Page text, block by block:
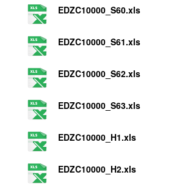
EDZC10000_S60.xls
EDZC10000_S61.xls
EDZC10000_S62.xls
EDZC10000_S63.xls
EDZC10000_H1.xls
EDZC10000_H2.xls